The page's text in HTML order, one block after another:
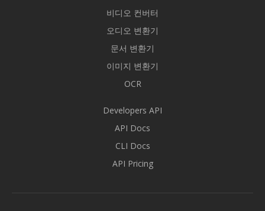
비디오 컨버터
오디오 변환기
문서 변환기
이미지 변환기
OCR
Developers API
API Docs
CLI Docs
API Pricing